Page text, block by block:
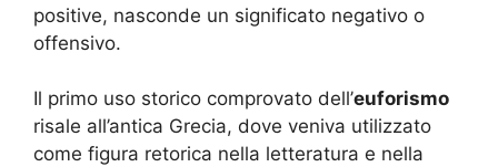
positive, nasconde un significato negativo o
offensivo.
Il primo uso storico comprovato dell’euforismo
risale all’antica Grecia, dove veniva utilizzato
come figura retorica nella letteratura e nella